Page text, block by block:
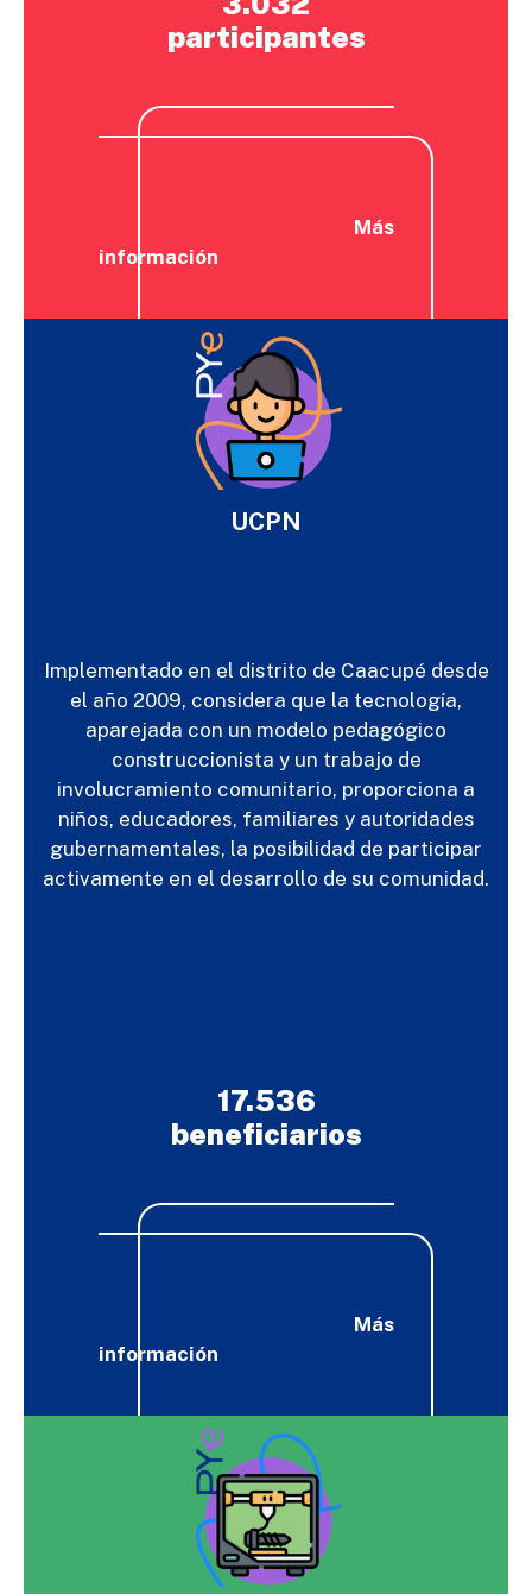
participantes
Más
información
UCPN
Implementado en el distrito de Caacupé desde
el año 2009, considera que la tecnología,
aparejada con un modelo pedagógico
construccionista y un trabajo de
involucramiento comunitario, proporciona a
niños, educadores, familiares y autoridades
gubernamentales, la posibilidad de participar
activamente en el desarrollo de su comunidad.
17.536
beneficiarios
Más
información